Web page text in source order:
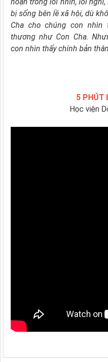
bị sống bên lề xã hội, dù
Cha cho chúng con nhìn
thương như Con Cha.
con nhìn thấy chính bản
5 PHÚT
Học viện